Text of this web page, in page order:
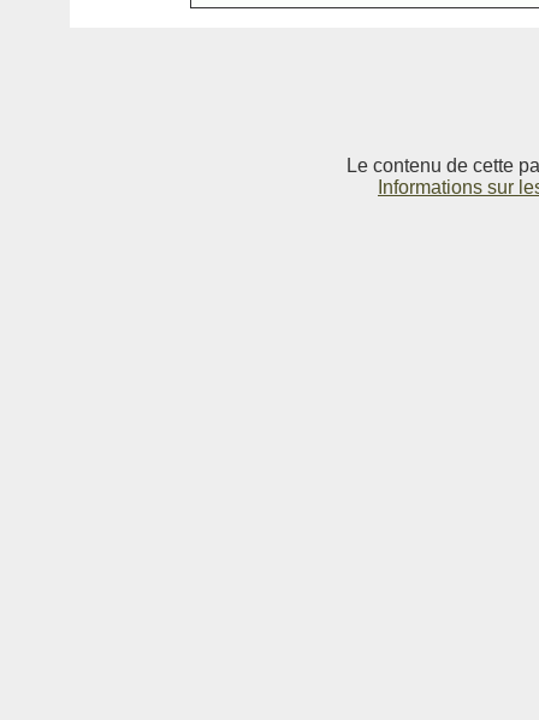
Le contenu de cette
Informations sur